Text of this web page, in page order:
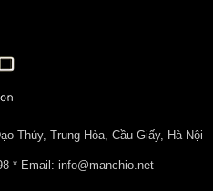
Thúy, Trung Hòa, Cầu Giấy, Hà Nội
* Email: info@manchio.net